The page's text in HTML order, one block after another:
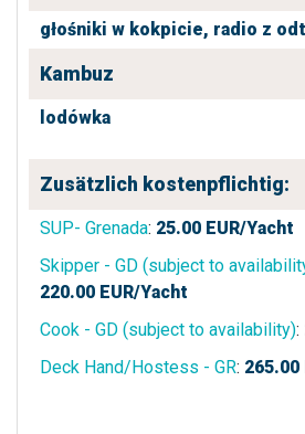
głośniki w kokpicie, radio z
Kambuz
lodówka
Zusätzlich kostenpflichtig:
SUP- Grenada: 25.00 EUR/Yacht
Skipper - GD (subject to
220.00 EUR/Yacht
Cook - GD (subject to availability):
Deck Hand/Hostess - GR: 265.00